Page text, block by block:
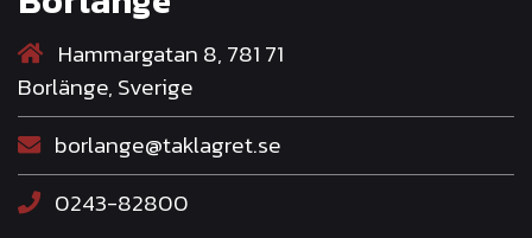
Hammargatan 8, 781 71
Borlänge, Sverige
borlange@taklagret.se
0243-82800